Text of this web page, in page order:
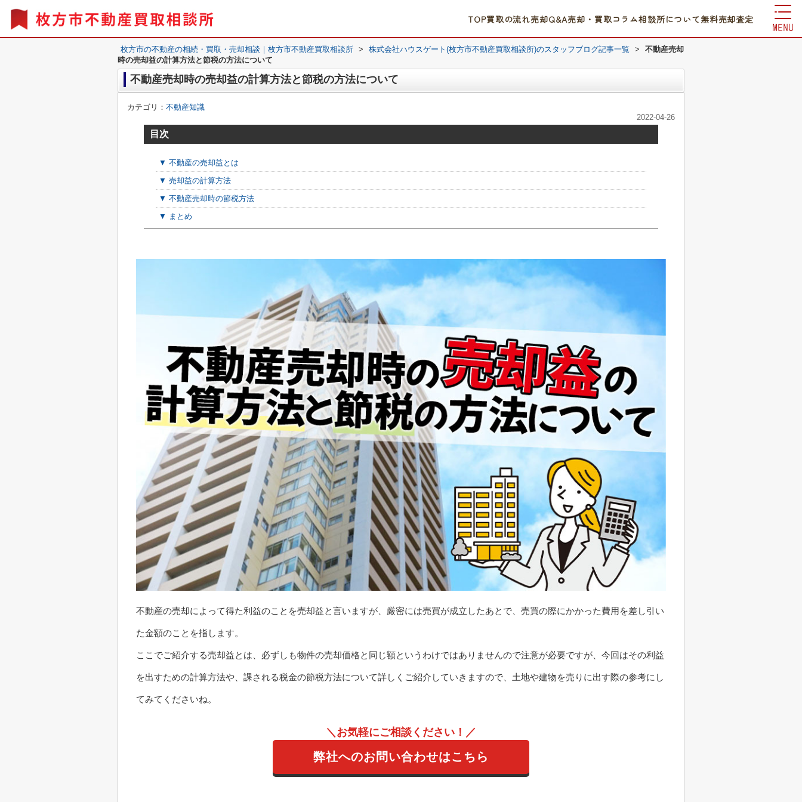
TOP買取の流れ売却Q&A売却・買取コラム相談所について 無料売却査定
枚方市の不動産の相続・買取・売却相談｜枚方市不動産買取相談所 > 株式会社ハウスゲート(枚方市不動産買取相談所)のスタッフブログ記事一覧 >
不動産売却
時の売却益の計算方法と節税の方法について
不動産売却時の売却益の計算方法と節税の方法について
カテゴリ： 不動産知識
2022-04-26
目次
▼ 不動産の売却益とは
▼ 売却益の計算方法
▼ 不動産売却時の節税方法
▼ まとめ
不動産の売却によって得た利益のことを売却益と言いますが、厳密には売買が成立したあとで、売買の際にかかった費用を差し引い
た金額のことを指します。
ここでご紹介する売却益とは、必ずしも物件の売却価格と同じ額というわけではありませんので注意が必要ですが、今回はその利益
を出すための計算方法や、課される税金の節税方法について詳しくご紹介していきますので、土地や建物を売りに出す際の参考にし
てみてくださいね。
＼お気軽にご相談ください！／
弊社へのお問い合わせはこちら